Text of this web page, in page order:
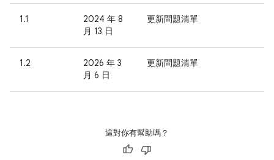
1.1
2024 年 8
月 13 日
更新問題清單
1.2
2026 年 3
月 6 日
更新問題清單
這對你有幫助嗎？